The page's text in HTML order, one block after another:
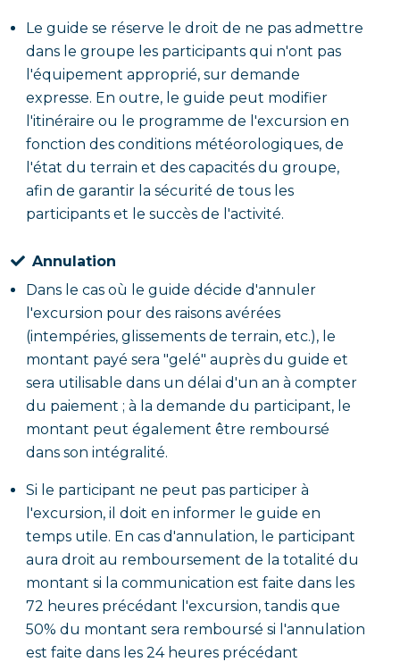
Le guide se réserve le droit de ne pas admettre
dans le groupe les participants qui n'ont pas
l'équipement approprié, sur demande
expresse. En outre, le guide peut modifier
l'itinéraire ou le programme de l'excursion en
fonction des conditions météorologiques, de
l'état du terrain et des capacités du groupe,
afin de garantir la sécurité de tous les
participants et le succès de l'activité.
Annulation
Dans le cas où le guide décide d'annuler
l'excursion pour des raisons avérées
(intempéries, glissements de terrain, etc.), le
montant payé sera "gelé" auprès du guide et
sera utilisable dans un délai d'un an à compter
du paiement ; à la demande du participant, le
montant peut également être remboursé
dans son intégralité.
Si le participant ne peut pas participer à
l'excursion, il doit en informer le guide en
temps utile. En cas d'annulation, le participant
aura droit au remboursement de la totalité du
montant si la communication est faite dans les
72 heures précédant l'excursion, tandis que
50% du montant sera remboursé si l'annulation
est faite dans les 24 heures précédant